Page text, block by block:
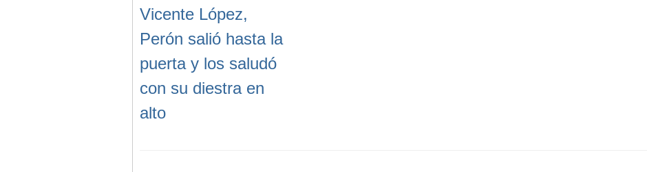
Vicente López,
Perón salió hasta la
puerta y los saludó
con su diestra en
alto